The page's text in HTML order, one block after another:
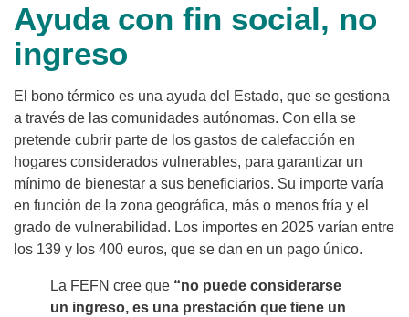
Ayuda con fin social, no
ingreso
El bono térmico es una ayuda del Estado, que se gestiona
a través de las comunidades autónomas. Con ella se
pretende cubrir parte de los gastos de calefacción en
hogares considerados vulnerables, para garantizar un
mínimo de bienestar a sus beneficiarios. Su importe varía
en función de la zona geográfica, más o menos fría y el
grado de vulnerabilidad. Los importes en 2025 varían entre
los 139 y los 400 euros, que se dan en un pago único.
La FEFN cree que “no puede considerarse
un ingreso, es una prestación que tiene un